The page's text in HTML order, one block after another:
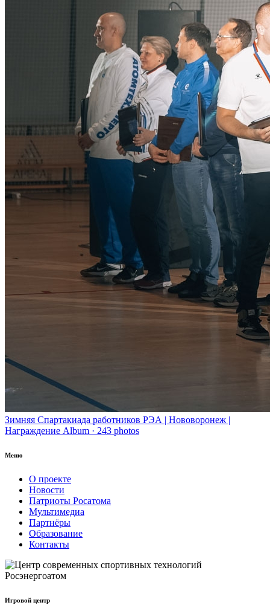
Зимняя Спартакиада работников РЭА | Нововоронеж |
Награждение Album · 243 photos
Меню
О проекте
Новости
Патриоты Росатома
Мультимедиа
Партнёры
Образование
Контакты
Игровой центр